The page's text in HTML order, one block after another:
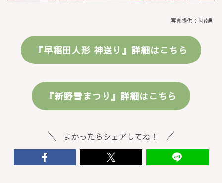
写真提供：阿南町
『早稲田人形 神送り』 詳細はこちら
『新野雪まつり』 詳細はこちら
よかったらシェアしてね！